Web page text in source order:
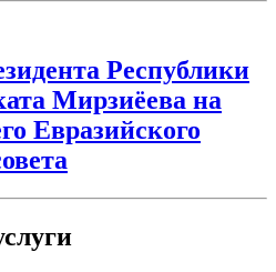
Республики
Мирзиёева на
Евразийского